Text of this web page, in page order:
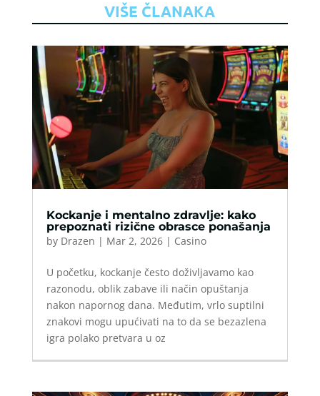
VIŠE ČLANAKA
Kockanje i mentalno zdravlje: kako
prepoznati rizične obrasce ponašanja
by Drazen | Mar 2, 2026| Casino
U početku, kockanje često doživljavamo kao
razonodu, oblik zabave ili način opuštanja
nakon napornog dana. Međutim, vrlo suptilni
znakovi mogu upućivati na to da se bezazlena
igra polako pretvara u oz